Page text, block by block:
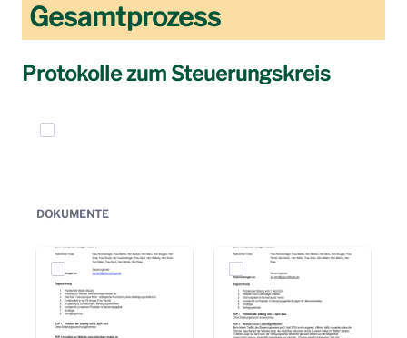
Gesamtprozess
Protokolle zum Steuerungskreis
Elemente auswählen
DOKUMENTE